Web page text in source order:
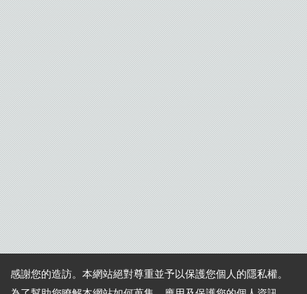
感謝您的造訪。本網站絕對尊重並予以保護您個人的隱私權。